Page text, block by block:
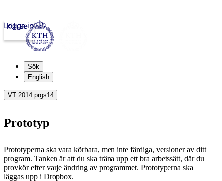
kth.se
Logga in
Sök
English
VT 2014 prgs14
Prototyp
Prototyperna ska vara körbara, men inte färdiga, versioner av ditt
program. Tanken är att du ska träna upp ett bra arbetssätt, där du
provkör efter varje ändring av programmet. Prototyperna ska
läggas upp i Dropbox.